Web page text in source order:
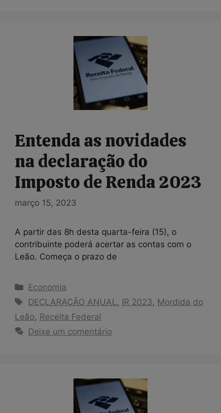
Entenda as novidades
na declaração do
Imposto de Renda 2023
março 15, 2023
A partir das 8h desta quarta-feira (15), o
contribuinte poderá acertar as contas com o
Leão. Começa o prazo de
Categorias
Economia
Tags
DECLARAÇÃO ANUAL , IR 2023, Mordida do
Leão, Receita Federal
Deixe um comentário